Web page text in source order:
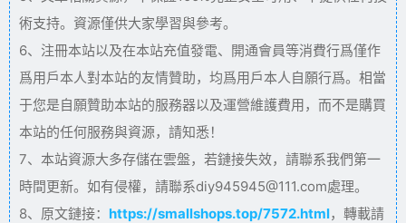
術支持。資源僅供大家學習與參考。
6、注冊本站以及在本站充值發電、開通會員等消費行爲僅作
爲用戶本人對本站的友情贊助，均爲用戶本人自願行爲。相當
于您是自願贊助本站的服務器以及運營維護費用，而不是購買
本站的任何服務與資源，請知悉！
7、本站資源大多存儲在雲盤，若鏈接失效，請聯系我們第一
時間更新。如有侵權，請聯系diy945945@111.com處理。
8、原文鏈接： https://smallshops.top/7572.html，轉載請